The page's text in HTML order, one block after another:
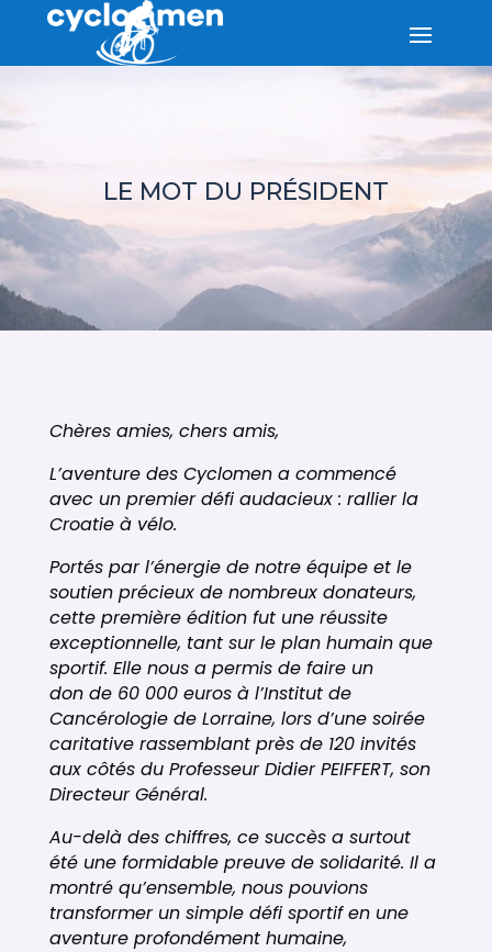
LE MOT DU PRÉSIDENT
Chères amies, chers amis,
L’aventure des Cyclomen a commencé
avec un premier défi audacieux : rallier la
Croatie à vélo.
Portés par l’énergie de notre équipe et le
soutien précieux de nombreux donateurs,
cette première édition fut une réussite
exceptionnelle, tant sur le plan humain que
sportif. Elle nous a permis de faire un
don de 60 000 euros à l’Institut de
Cancérologie de Lorraine, lors d’une soirée
caritative rassemblant près de 120 invités
aux côtés du Professeur Didier PEIFFERT, son
Directeur Général.
Au-delà des chiffres, ce succès a surtout
été une formidable preuve de solidarité. Il a
montré qu’ensemble, nous pouvions
transformer un simple défi sportif en une
aventure profondément humaine,